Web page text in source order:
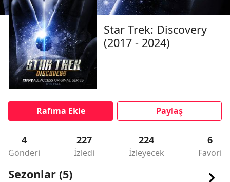
Star Trek: Discovery
(2017 - 2024)
Rafıma Ekle Paylaş
4
Gönderi
227
İzledi
224
İzleyecek
6
Favori
Sezonlar (5)